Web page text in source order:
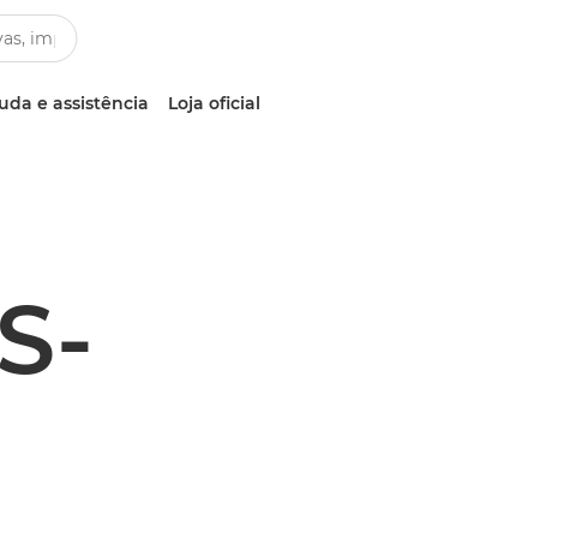
e assistência Loja oficial